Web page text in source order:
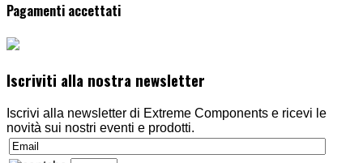
Pagamenti accettati
Iscriviti alla nostra newsletter
Iscrivi alla newsletter di Extreme Components e ricevi le
novità sui nostri eventi e prodotti.